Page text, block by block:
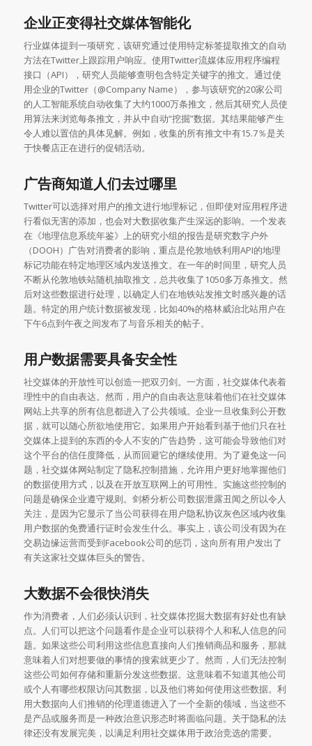
企业正变得社交媒体智能化
行业媒体提到一项研究，该研究通过使用特定标签提取推文的自动
方法在Twitter上跟踪用户响应。使用Twitter流媒体应用程序编程
接口（API），研究人员能够查明包含特定关键字的推文。通过使
用企业的Twitter（@Company Name），参与该研究的20家公司
的人工智能系统自动收集了大约1000万条推文，然后其研究人员使
用算法来浏览每条推文，并从中自动“挖掘”数据。其结果能够产生
令人难以置信的具体见解。例如，收集的所有推文中有15.7％是关
于快餐店正在进行的促销活动。
广告商知道人们去过哪里
Twitter可以选择对用户的推文进行地理标记，但即使对应用程序进
行看似无害的添加，也会对大数据收集产生深远的影响。一个发表
在《地理信息系统年鉴》上的研究小组的报告是研究数字户外
（DOOH）广告对消费者的影响，重点是伦敦地铁利用API的地理
标记功能在特定地理区域内发送推文。在一年的时间里，研究人员
不断从伦敦地铁站随机抽取推文，总共收集了1050多万条推文。然
后对这些数据进行处理，以确定人们在地铁站发推文时感兴趣的话
题。特定的用户统计数据被发现，比如40%的格林威治北站用户在
下午6点到午夜之间发布了与音乐相关的帖子。
用户数据需要具备安全性
社交媒体的开放性可以创造一把双刃剑。一方面，社交媒体代表着
理性中的自由表达。然而，用户的自由表达意味着他们在社交媒体
网站上共享的所有信息都进入了公共领域。企业一旦收集到公开数
据，就可以随心所欲地使用它。如果用户开始看到基于他们只在社
交媒体上提到的东西的令人不安的广告趋势，这可能会导致他们对
这个平台的信任度降低，从而回避它的继续使用。为了避免这一问
题，社交媒体网站制定了隐私控制措施，允许用户更好地掌握他们
的数据使用方式，以及在开放互联网上的可用性。实施这些控制的
问题是确保企业遵守规则。剑桥分析公司数据泄露丑闻之所以令人
关注，是因为它显示了当公司获得在用户隐私协议灰色区域内收集
用户数据的免费通行证时会发生什么。事实上，该公司没有因为在
交易边缘运营而受到Facebook公司的惩罚，这向所有用户发出了
有关这家社交媒体巨头的警告。
大数据不会很快消失
作为消费者，人们必须认识到，社交媒体挖掘大数据有好处也有缺
点。人们可以把这个问题看作是企业可以获得个人和私人信息的问
题。如果这些公司利用这些信息直接向人们推销商品和服务，那就
意味着人们对想要做的事情的搜索就更少了。然而，人们无法控制
这些公司如何存储和重新分发这些数据。这意味着不知道其他公司
或个人有哪些权限访问其数据，以及他们将如何使用这些数据。利
用大数据向人们推销的伦理道德进入了一个全新的领域，当这些不
是产品或服务而是一种政治意识形态时将面临问题。关于隐私的法
律还没有发展完美，以满足利用社交媒体用于政治竞选的需要。